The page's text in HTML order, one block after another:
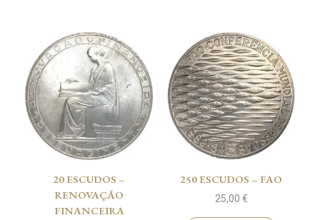
20 ESCUDOS –
RENOVAÇÃO
FINANCEIRA
250 ESCUDOS – FAO
25,00 €